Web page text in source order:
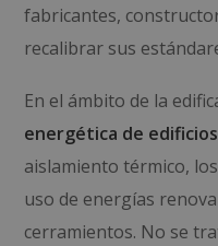
fabricantes,
recalibrar sus
En el ámbito de la
energética de edificios
aislamiento térmico,
uso de energías
cerramientos. No se